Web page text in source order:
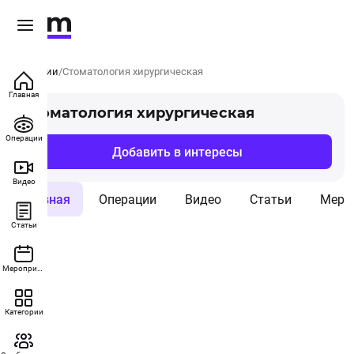
Главная
Операции
Видео
Статьи
Категории
Категории Стоматология хирургическая
Стоматология хирургическая
Добавить в интересы
Главная Операции Видео Статьи